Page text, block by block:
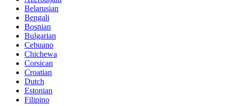
Belarusian
Bengali
Bosnian
Bulgarian
Cebuano
Chichewa
Corsican
Croatian
Dutch
Estonian
Filipino